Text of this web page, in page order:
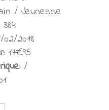
/ Jeunesse
384
02/2018
17€95
/